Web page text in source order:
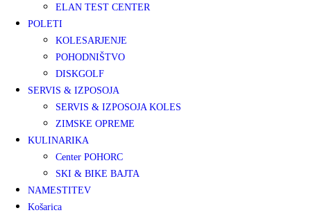
ELAN TEST CENTER
POLETI
KOLESARJENJE
POHODNIŠTVO
DISKGOLF
SERVIS & IZPOSOJA
SERVIS & IZPOSOJA KOLES
ZIMSKE OPREME
KULINARIKA
Center POHORC
SKI & BIKE BAJTA
NAMESTITEV
Košarica